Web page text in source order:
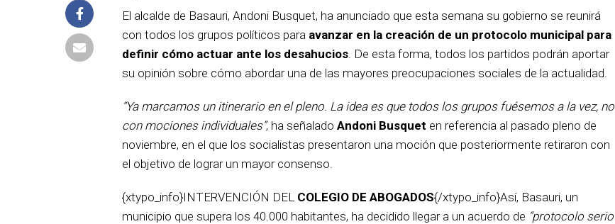
El alcalde de Basauri, Andoni Busquet, ha anunciado que esta semana su gobierno se reunirá
con todos los grupos políticos para avanzar en la creación de un protocolo municipal para
definir cómo actuar ante los desahucios . De esta forma, todos los partidos podrán aportar
su opinión sobre cómo abordar una de las mayores preocupaciones sociales de la actualidad.
“Ya marcamos un itinerario en el pleno. La idea es que todos los grupos fuésemos a la vez, no
con mociones individuales”, ha señalado Andoni Busquet en referencia al pasado pleno de
noviembre, en el que los socialistas presentaron una moción que posteriormente retiraron con
el objetivo de lograr un mayor consenso.
{xtypo_info}INTERVENCIÓN DEL COLEGIO DE ABOGADOS{/xtypo_info}Así, Basauri, un
municipio que supera los 40.000 habitantes, ha decidido llegar a un acuerdo de “protocolo serio